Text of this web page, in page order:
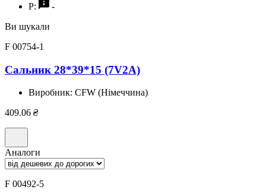
P:
-
Ви шукали
F 00754-1
Сальник 28*39*15 (7V2A)
Виробник: CFW (Німеччина)
409.06 ₴
Аналоги
F 00492-5